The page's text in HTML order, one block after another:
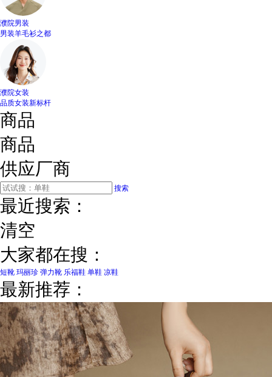
濮院男装
男装羊毛衫之都
濮院女装
品质女装新标杆
商品
商品
供应厂商
搜索
最近搜索：
清空
大家都在搜：
短靴 玛丽珍 弹力靴 乐福鞋 单鞋 凉鞋
最新推荐：